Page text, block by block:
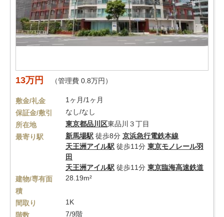
13万円 （管理費 0.8万円）
敷金/礼金
1ヶ月/1ヶ月
保証金/敷引
なし/なし
所在地
東京都品川区東品川３丁目
最寄り駅
新馬場駅 徒歩8分 京浜急行電鉄本線
天王洲アイル駅 徒歩11分 東京モノレール羽
田
天王洲アイル駅 徒歩11分 東京臨海高速鉄道
建物/専有面
積
28.19m²
間取り
1K
階数
7/9階